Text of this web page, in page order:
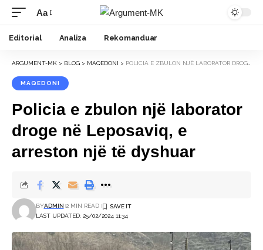
Font
Resizer
Aa
Editorial Analiza Rekomanduar
ARGUMENT-MK > BLOG > MAQEDONI > POLICIA E ZBULON NJË LABORATOR DROGE NË LEPOSAVIQ, E ARRESTON NJË TË DYSHUAR
MAQEDONI
Policia e zbulon një laborator
droge në Leposaviq, e
arreston një të dyshuar
LAST UPDATED: 25/02/2024 11:34
BYADMIN 2 MIN READ